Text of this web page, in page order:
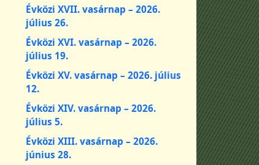
Évközi XVII. vasárnap – 2026.
július 26.
Évközi XVI. vasárnap – 2026.
július 19.
Évközi XV. vasárnap – 2026. július
12.
Évközi XIV. vasárnap – 2026.
július 5.
Évközi XIII. vasárnap – 2026.
június 28.